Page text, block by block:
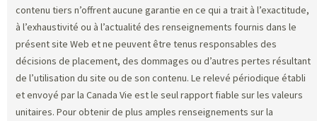
contenu tiers n’offrent aucune garantie en ce qui a trait à l’exactitude,
à l’exhaustivité ou à l’actualité des renseignements fournis dans le
présent site Web et ne peuvent être tenus responsables des
décisions de placement, des dommages ou d’autres pertes résultant
de l’utilisation du site ou de son contenu. Le relevé périodique établi
et envoyé par la Canada Vie est le seul rapport fiable sur les valeurs
unitaires. Pour obtenir de plus amples renseignements sur la